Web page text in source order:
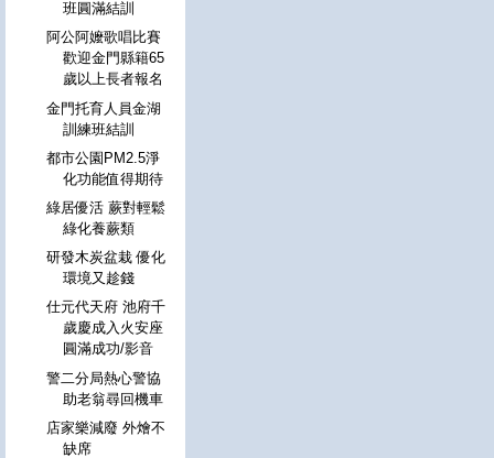
班圓滿結訓
阿公阿嬤歌唱比賽
歡迎金門縣籍65
歲以上長者報名
金門托育人員金湖
訓練班結訓
都市公園PM2.5淨
化功能值得期待
綠居優活 蕨對輕鬆
綠化養蕨類
研發木炭盆栽 優化
環境又趁錢
仕元代天府 池府千
歲慶成入火安座
圓滿成功/影音
警二分局熱心警協
助老翁尋回機車
店家樂減廢 外燴不
缺席